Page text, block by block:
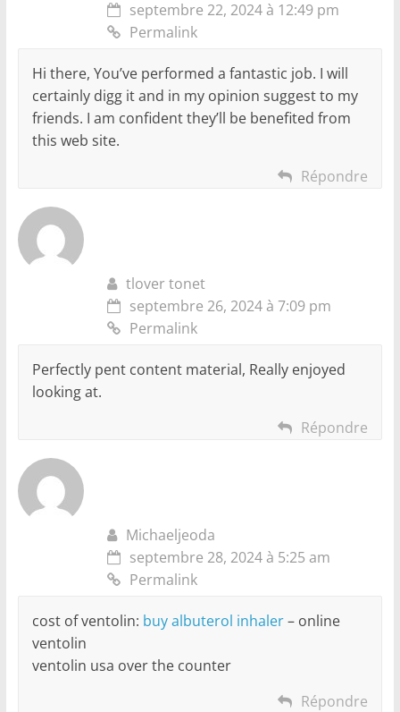
septembre 22, 2024 à 12:49 pm
Permalink
Hi there, You’ve performed a fantastic job. I will
certainly digg it and in my opinion suggest to my
friends. I am confident they’ll be benefited from
this web site.
Répondre
tlover tonet
septembre 26, 2024 à 7:09 pm
Permalink
Perfectly pent content material, Really enjoyed
looking at.
Répondre
Michaeljeoda
septembre 28, 2024 à 5:25 am
Permalink
cost of ventolin: buy albuterol inhaler– online
ventolin
ventolin usa over the counter
Répondre